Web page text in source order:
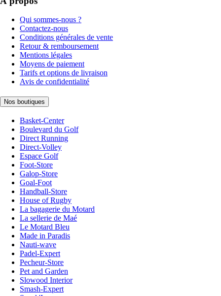
Qui sommes-nous ?
Contactez-nous
Conditions générales de vente
Retour & remboursement
Mentions légales
Moyens de paiement
Tarifs et options de livraison
Avis de confidentialité
Nos boutiques
Basket-Center
Boulevard du Golf
Direct Running
Direct-Volley
Espace Golf
Foot-Store
Galop-Store
Goal-Foot
Handball-Store
House of Rugby
La bagagerie du Motard
La sellerie de Maé
Le Motard Bleu
Made in Paradis
Nauti-wave
Padel-Expert
Pecheur-Store
Pet and Garden
Slowood Interior
Smash-Expert